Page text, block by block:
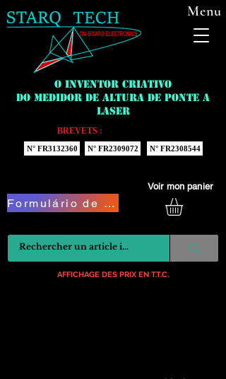
Formulário de Contato
O inventor criativo
do medidor de altura de ponte a
laser
Menu
BREVETS :
Voir mon panier
AFFICHAGE DES PRIX EN T.T.C.
N° FR3132360 N° FR2309072 N° FR2308544